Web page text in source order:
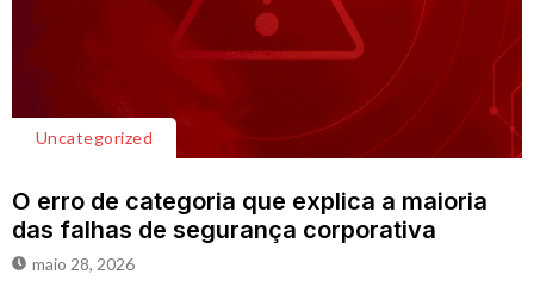
Uncategorized
O erro de categoria que explica a maioria
das falhas de segurança corporativa
maio 28, 2026